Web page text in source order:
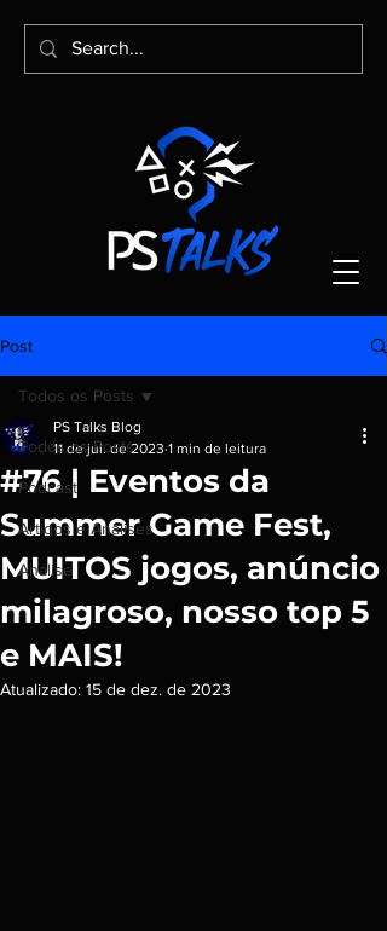
Post
Todos os Posts
Podcast
Artigos e Análises
Análise
Todos os Posts
#76 | Eventos da
Summer Game Fest,
MUITOS jogos, anúncio
milagroso, nosso top 5
e MAIS!
PS Talks Blog
11 de jul. de 2023 1 min de leitura
Atualizado: 15 de dez. de 2023